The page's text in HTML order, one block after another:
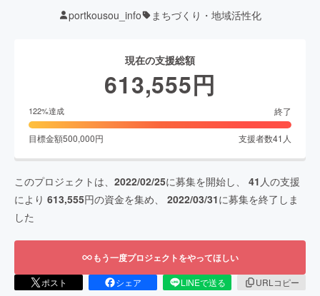
portkousou_info まちづくり・地域活性化
現在の支援総額
613,555円
122%達成 終了
目標金額500,000円 支援者数41 人
このプロジェクトは、 2022/02/25に募集を開始し、 41 人の支援
により 613,555円の資金を集め、 2022/03/31に募集を終了しま
した
もう一度プロジェクトをやってほしい
ポスト シェア LINEで送る
URLコピー